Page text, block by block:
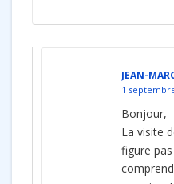
JEAN-
1
Bonjour,
La visite
figure